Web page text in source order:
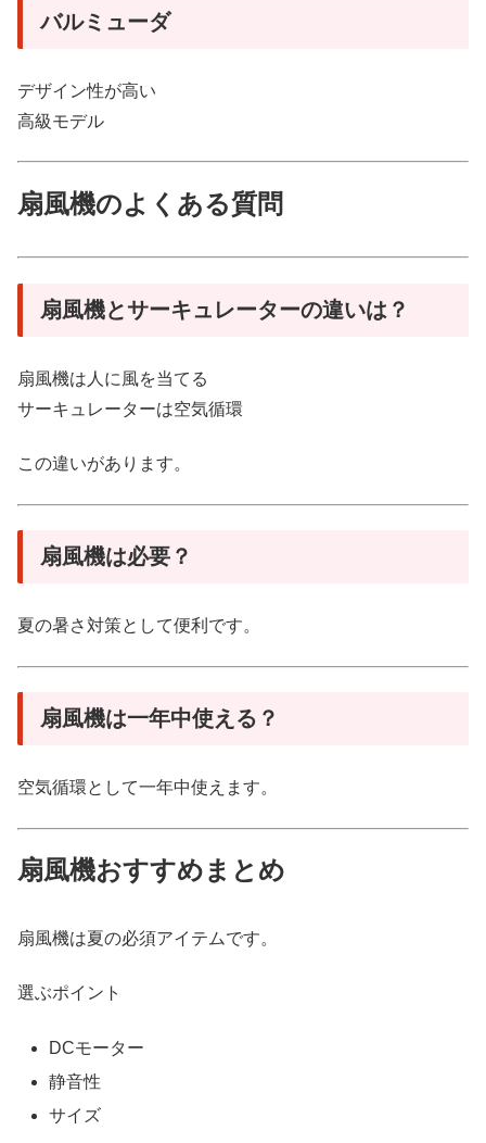
バルミューダ
デザイン性が高い
高級モデル
扇風機のよくある質問
扇風機とサーキュレーターの違いは？
扇風機は人に風を当てる
サーキュレーターは空気循環
この違いがあります。
扇風機は必要？
夏の暑さ対策として便利です。
扇風機は一年中使える？
空気循環として一年中使えます。
扇風機おすすめまとめ
扇風機は夏の必須アイテムです。
選ぶポイント
DCモーター
静音性
サイズ